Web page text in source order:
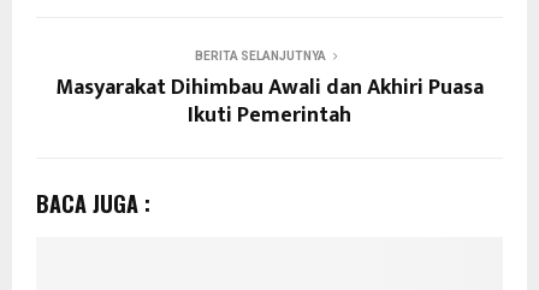
BERITA SELANJUTNYA
Masyarakat Dihimbau Awali dan Akhiri Puasa
Ikuti Pemerintah
BACA JUGA :